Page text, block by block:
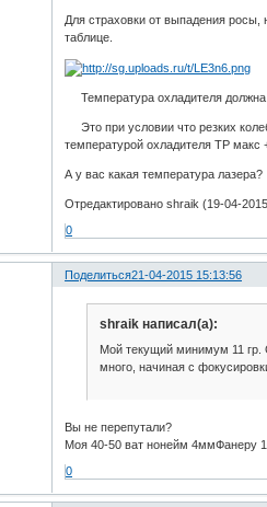
Для страховки от выпадения
таблице.
Температура охладителя должна
Это при условии что резких
температурой охладителя ТР макс
А у вас какая температура лазера?
Отредактировано shraik (19-04-
0
Поделиться21-04-2015 15:13:56
shraik написал(а):
Мой текущий минимум 11 гр.
много, начиная с
Вы не перепутали?
Моя 40-50 ват нонейм 4ммФанеру
0